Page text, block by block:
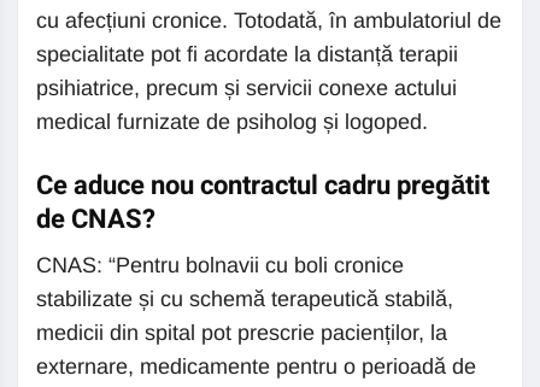
cu afecțiuni cronice. Totodată, în ambulatoriul de
specialitate pot fi acordate la distanță terapii
psihiatrice, precum și servicii conexe actului
medical furnizate de psiholog și logoped.
Ce aduce nou contractul cadru pregătit
de CNAS?
CNAS: “Pentru bolnavii cu boli cronice
stabilizate și cu schemă terapeutică stabilă,
medicii din spital pot prescrie pacienților, la
externare, medicamente pentru o perioadă de